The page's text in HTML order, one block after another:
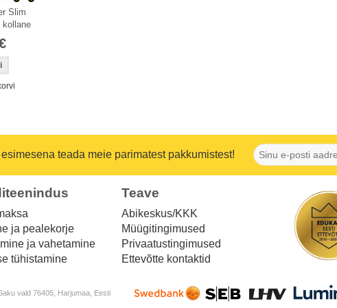
Slim
kollane
teada meie parimatest pakkumistest!
ja pealekorje
ja vahetamine
tühistamine
Teave
Abikeskus/KKK
Müügitingimused
Privaatustingimused
Ettevõtte kontaktid
vald 76405, Harjumaa, Eesti